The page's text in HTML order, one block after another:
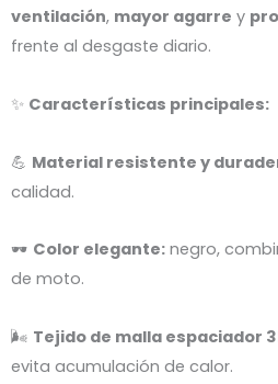
ventilación, mayor agarre y
frente al desgaste diario.
✨ Características principales:
💪 Material resistente y
calidad.
🕶️ Color elegante: negro,
de moto.
🌬️ Tejido de malla espaciador
evita acumulación de calor.